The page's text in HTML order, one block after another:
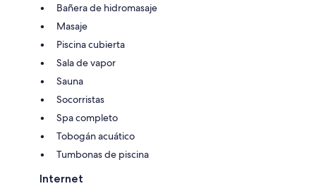
Bañera de hidromasaje
Masaje
Piscina cubierta
Sala de vapor
Sauna
Socorristas
Spa completo
Tobogán acuático
Tumbonas de piscina
Internet